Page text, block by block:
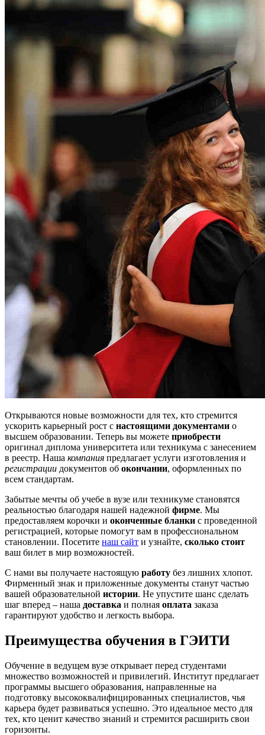
Открываются новые возможности для тех, кто стремится
ускорить карьерный рост с настоящими документами о
высшем образовании. Теперь вы можете приобрести
оригинал диплома университета или техникума с занесением
в реестр. Наша компания предлагает услуги изготовления и
регистрации документов об окончании, оформленных по
всем стандартам.
Забытые мечты об учебе в вузе или техникуме становятся
реальностью благодаря нашей надежной фирме. Мы
предоставляем корочки и оконченные бланки с проведенной
регистрацией, которые помогут вам в профессиональном
становлении. Посетите наш сайт и узнайте, сколько стоит
ваш билет в мир возможностей.
С нами вы получаете настоящую работу без лишних хлопот.
Фирменный знак и приложенные документы станут частью
вашей образовательной истории. Не упустите шанс сделать
шаг вперед – наша доставка и полная оплата заказа
гарантируют удобство и легкость выбора.
Преимущества обучения в ГЭИТИ
Обучение в ведущем вузе открывает перед студентами
множество возможностей и привилегий. Институт предлагает
программы высшего образования, направленные на
подготовку высококвалифицированных специалистов, чья
карьера будет развиваться успешно. Это идеальное место для
тех, кто ценит качество знаний и стремится расширить свои
горизонты.